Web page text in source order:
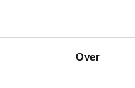
Over